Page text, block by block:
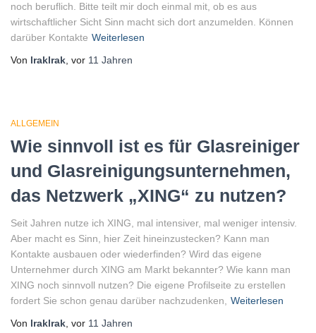
noch beruflich. Bitte teilt mir doch einmal mit, ob es aus
wirtschaftlicher Sicht Sinn macht sich dort anzumelden. Können
darüber Kontakte Weiterlesen
Von lraklrak , vor 11 Jahren
ALLGEMEIN
Wie sinnvoll ist es für Glasreiniger
und Glasreinigungsunternehmen,
das Netzwerk „XING“ zu nutzen?
Seit Jahren nutze ich XING, mal intensiver, mal weniger intensiv.
Aber macht es Sinn, hier Zeit hineinzustecken? Kann man
Kontakte ausbauen oder wiederfinden? Wird das eigene
Unternehmer durch XING am Markt bekannter? Wie kann man
XING noch sinnvoll nutzen? Die eigene Profilseite zu erstellen
fordert Sie schon genau darüber nachzudenken,
Weiterlesen
Von lraklrak , vor 11 Jahren